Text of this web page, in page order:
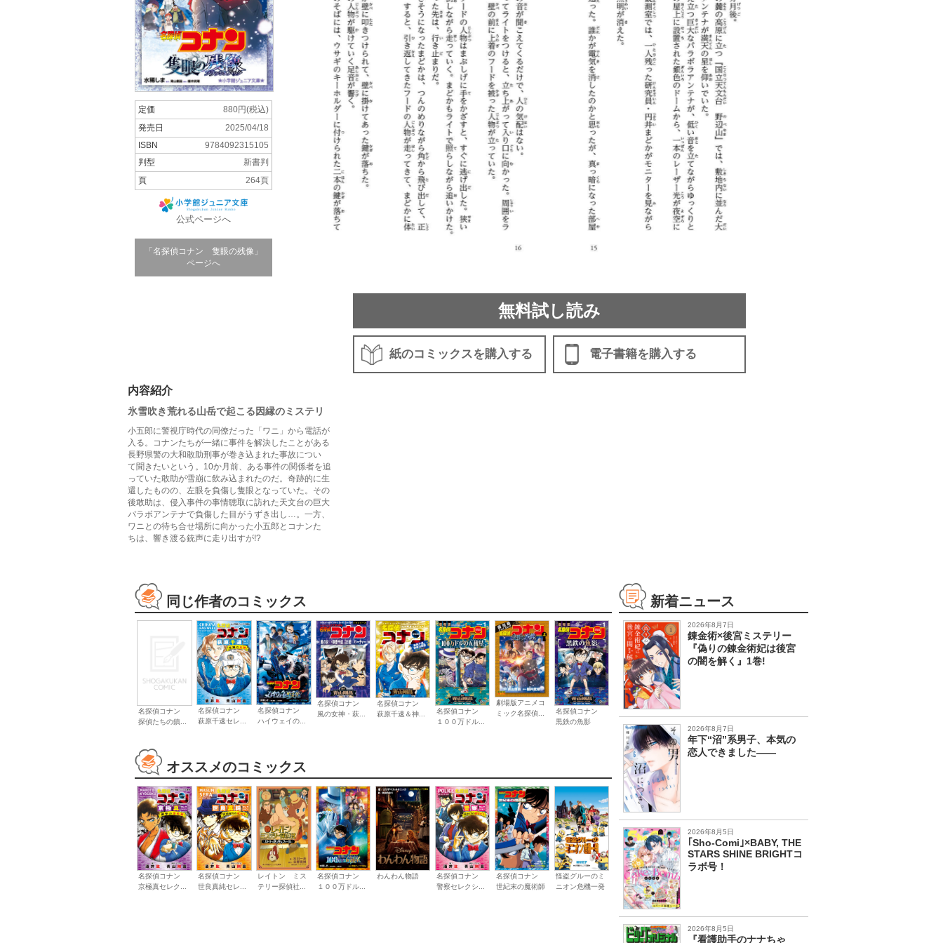
定価
880円(税込)
発売日
2025/04/18
ISBN
9784092315105
判型
新書判
頁
264頁
公式ページへ
「名探偵コナン 隻眼の残像」
ページへ
無料試し読み
紙のコミックスを購入する 電子書籍を購入する
内容紹介
氷雪吹き荒れる山岳で起こる因縁のミステリ
小五郎に警視庁時代の同僚だった「ワニ」から電話が
入る。コナンたちが一緒に事件を解決したことがある
長野県警の大和敢助刑事が巻き込まれた事故につい
て聞きたいという。10か月前、ある事件の関係者を追
っていた敢助が雪崩に飲み込まれたのだ。奇跡的に生
還したものの、左眼を負傷し隻眼となっていた。その
後敢助は、侵入事件の事情聴取に訪れた天文台の巨大
パラボアンテナで負傷した目がうずき出し…。一方、
ワニとの待ち合せ場所に向かった小五郎とコナンた
ちは、響き渡る銃声に走り出すが!?
同じ作者のコミックス
名探偵コナン
探偵たちの鎮...
名探偵コナン
萩原千速セレ...
名探偵コナン
ハイウェイの...
名探偵コナン
風の女神・萩...
名探偵コナン
萩原千速＆神...
名探偵コナン
１００万ドル...
劇場版アニメコ
ミック名探偵...
名探偵コナン
黒鉄の魚影
オススメのコミックス
名探偵コナン
京極真セレク...
名探偵コナン
世良真純セレ...
レイトン ミス
テリー探偵社...
名探偵コナン
１００万ドル...
わんわん物語
名探偵コナン
警察セレクシ...
名探偵コナン
世紀末の魔術師
怪盗グルーのミ
ニオン危機一発
新着ニュース
2026年8月7日
錬金術×後宮ミステリー
『偽りの錬金術妃は後宮
の闇を解く』1巻!
2026年8月7日
年下“沼”系男子、本気の
恋人できました――
2026年8月5日
｢Sho-Comi｣×BABY, THE
STARS SHINE BRIGHTコ
ラボ号！
2026年8月5日
『看護助手のナナちゃ